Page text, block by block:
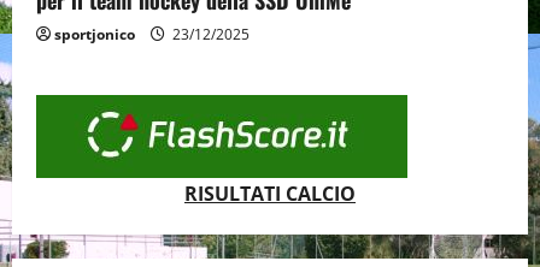
sportjonico 23/12/2025
RISULTATI CALCIO